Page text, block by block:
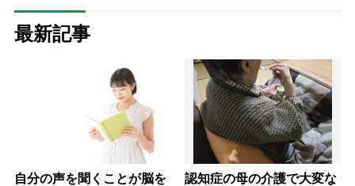
最新記事
自分の声を聞くことが脳を
認知症の母の介護で大変な